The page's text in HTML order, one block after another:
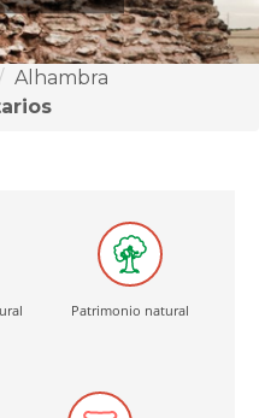
Alhambra
Patrimonio natural